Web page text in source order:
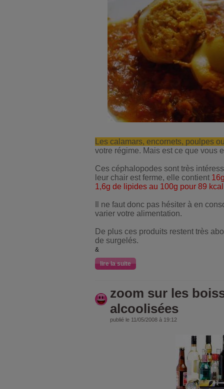
Les calamars, encornets, poulpes
votre régime. Mais est ce que vous
Ces céphalopodes sont très
leur chair est ferme, elle contient
1,6g de lipides au 100g pour 89
Il ne faut donc pas hésiter à en
varier votre alimentation.
De plus ces produits restent très
de surgelés.
&
lire la suite
zoom sur les
alcoolisées
publié le 11/05/2008 à 19:12